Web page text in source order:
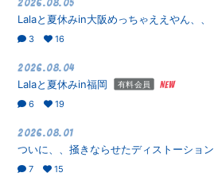
Q&A
会員登録
2026.08.05
Lalaと夏休みin大阪めっちゃええやん、、
3 16
2026.08.04
Lalaと夏休みin福岡 有料会員
6 19
2026.08.01
ついに、、掻きならせたディストーション
7 15